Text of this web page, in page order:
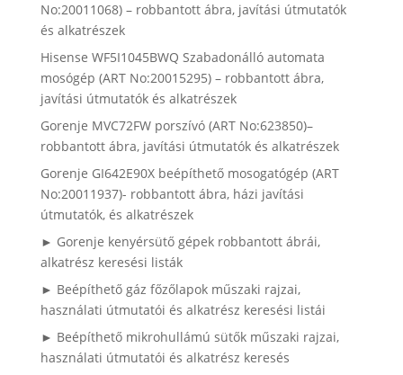
No:20011068) – robbantott ábra, javítási útmutatók
és alkatrészek
Hisense WF5I1045BWQ Szabadonálló automata
mosógép (ART No:20015295) – robbantott ábra,
javítási útmutatók és alkatrészek
Gorenje MVC72FW porszívó (ART No:623850)–
robbantott ábra, javítási útmutatók és alkatrészek
Gorenje GI642E90X beépíthető mosogatógép (ART
No:20011937)- robbantott ábra, házi javítási
útmutatók, és alkatrészek
► Gorenje kenyérsütő gépek robbantott ábrái,
alkatrész keresési listák
► Beépíthető gáz főzőlapok műszaki rajzai,
használati útmutatói és alkatrész keresési listái
► Beépíthető mikrohullámú sütők műszaki rajzai,
használati útmutatói és alkatrész keresés